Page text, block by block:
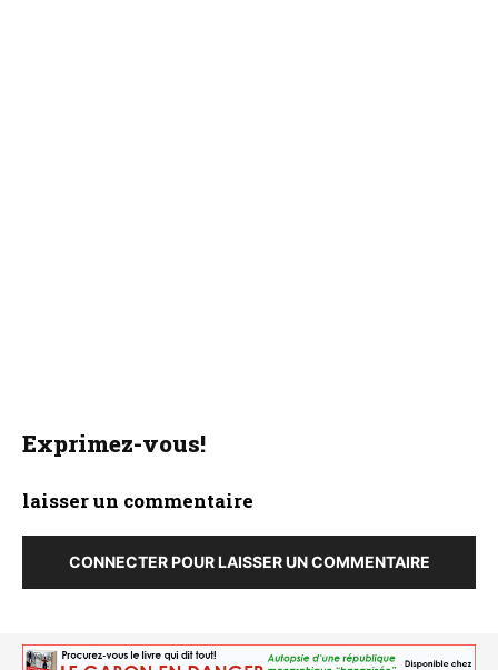
Exprimez-vous!
laisser un commentaire
CONNECTER POUR LAISSER UN COMMENTAIRE